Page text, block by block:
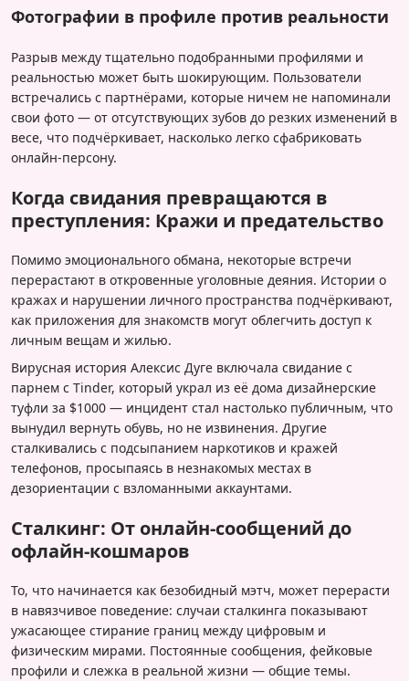
Фотографии в профиле против реальности
Разрыв между тщательно подобранными профилями и
реальностью может быть шокирующим. Пользователи
встречались с партнёрами, которые ничем не напоминали
свои фото — от отсутствующих зубов до резких изменений в
весе, что подчёркивает, насколько легко сфабриковать
онлайн-персону.
Когда свидания превращаются в
преступления: Кражи и предательство
Помимо эмоционального обмана, некоторые встречи
перерастают в откровенные уголовные деяния. Истории о
кражах и нарушении личного пространства подчёркивают,
как приложения для знакомств могут облегчить доступ к
личным вещам и жилью.
Вирусная история Алексис Дуге включала свидание с
парнем с Tinder, который украл из её дома дизайнерские
туфли за $1000 — инцидент стал настолько публичным, что
вынудил вернуть обувь, но не извинения. Другие
сталкивались с подсыпанием наркотиков и кражей
телефонов, просыпаясь в незнакомых местах в
дезориентации с взломанными аккаунтами.
Сталкинг: От онлайн-сообщений до
офлайн-кошмаров
То, что начинается как безобидный мэтч, может перерасти
в навязчивое поведение: случаи сталкинга показывают
ужасающее стирание границ между цифровым и
физическим мирами. Постоянные сообщения, фейковые
профили и слежка в реальной жизни — общие темы.